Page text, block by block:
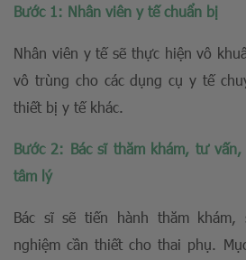
Bước 1: Nhân viên y tế chuẩn bị
Nhân viên y tế sẽ thực hiện vô
vô trùng cho các dụng cụ y tế
thiết bị y tế khác.
Bước 2: Bác sĩ thăm khám, tư
tâm lý
Bác sĩ sẽ tiến hành thăm khám,
nghiệm cần thiết cho thai phụ.